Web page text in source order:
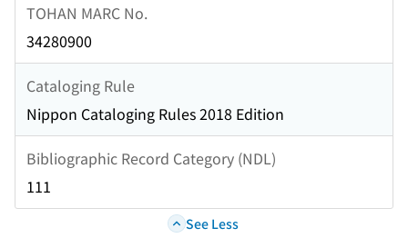
TOHAN MARC No.
34280900
Cataloging Rule
Nippon Cataloging Rules 2018 Edition
Bibliographic Record Category (NDL)
111
See Less